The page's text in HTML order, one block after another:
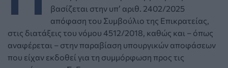
βασίζεται στην υπ’ αριθ. 2402/2025
απόφαση του Συμβούλιο της Επικρατείας,
στις διατάξεις του νόμου 4512/2018, καθώς και – όπως
αναφέρεται – στην παραβίαση υπουργικών αποφάσεων
που είχαν εκδοθεί για τη συμμόρφωση προς τις